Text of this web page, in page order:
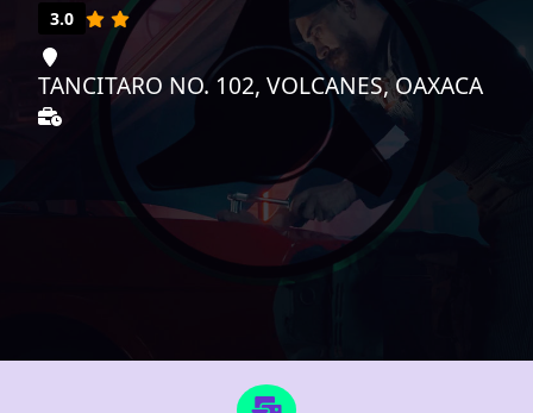
3.0
TANCITARO NO. 102, VOLCANES, OAXACA